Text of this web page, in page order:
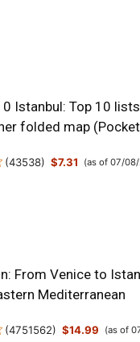
Istanbul: Top 10
folded map
(43538) $7.31 (as of 07/
From Venice to
Mediterranean
(4751562) $14.99 (as of